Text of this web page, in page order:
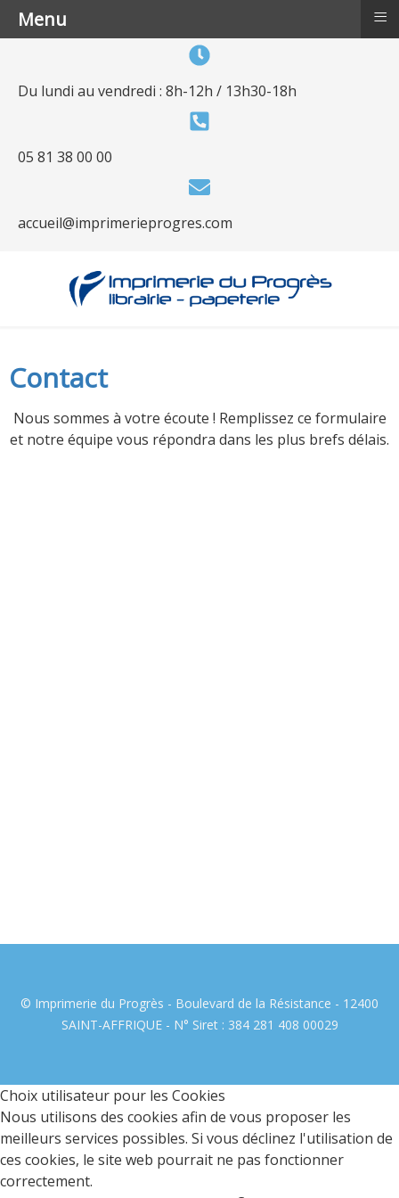
Du lundi au vendredi : 8h-12h / 13h30-18h
05 81 38 00 00
accueil@imprimerieprogres.com
Contact
Nous sommes à votre écoute ! Remplissez ce formulaire
et notre équipe vous répondra dans les plus brefs délais.
© Imprimerie du Progrès - Boulevard de la Résistance - 12400
SAINT-AFFRIQUE - N° Siret : 384 281 408 00029
Choix utilisateur pour les Cookies
Nous utilisons des cookies afin de vous proposer les
meilleurs services possibles. Si vous déclinez l'utilisation de
ces cookies, le site web pourrait ne pas fonctionner
correctement.
Menu ≡